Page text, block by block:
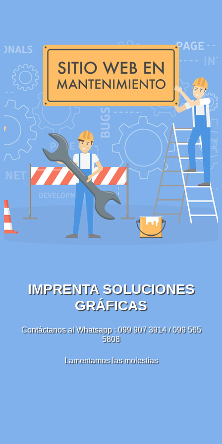
IMPRENTA SOLUCIONES
GRÁFICAS
Contáctanos al Whatsapp : 099 907 3914 / 099 565
5808
Lamentamos las molestias